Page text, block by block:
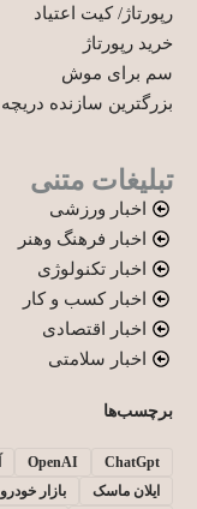
رپورتاژ/کیت اعتیاد
خرید رپورتاژ
سم برای موش
بزرگترین سازنده دریچه
تبلیغات متنی
اخبار ورزشی
اخبار فرهنگ وهنر
اخبار تکنولوژی
اخبار کسب و کار
اخبار اقتصادی
اخبار سلامتی
برچسب‌ها
ChatGpt
OpenAI
ایلان ماسک
بازار خودرو